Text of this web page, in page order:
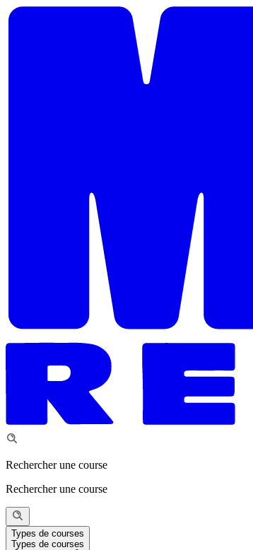
Rechercher une course
Rechercher une course
Types de courses
Types de courses